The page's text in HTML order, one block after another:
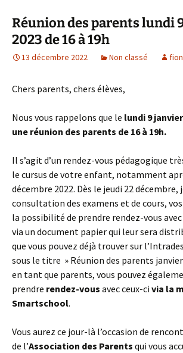
Réunion des parents lundi
2023 de 16 à 19h
13 décembre 2022 Non classé
Chers parents, chers élèves,
Nous vous rappelons que le lundi 9
une réunion des parents de 16 à 19h.
Il s’agit d’un rendez-vous pédagogique
le cursus de votre enfant, notamment
décembre 2022. Dès le jeudi 22 décembre,
consultation des examens et de cours,
la possibilité de prendre rendez-vous
via un document papier qui leur sera
que vous pouvez déjà trouver sur
sous le titre » Réunion des parents janvier
en tant que parents, vous pouvez
prendre rendez-vous avec ceux-ci via la
Smartschool.
Vous aurez ce jour-là l’occasion de
de l’Association des Parents qui vous